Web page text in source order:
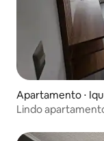
Apartamento ⋅
Lindo